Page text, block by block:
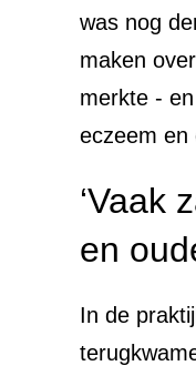
was nog
maken
merkte -
eczeem en
‘Vaak
en
In de